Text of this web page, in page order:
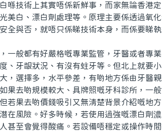
技術上其實唔係新鮮事，而家無論香港定
美白、漂白劑處理等。原理主要係透過氧
全與否，就唔只係睇技術本身，而係要睇
般都有好嚴格嘅專業監管，牙醫或者專業
、牙龈狀況、有沒有蛀牙等。但北上就要
，選擇多，水平參差，有啲地方係由牙醫
果去啲規模較大、具牌照嘅牙科診所，一
若果去啲價錢吸引又無清楚背景介紹嘅地
風險。好多時候，若使用過強嘅漂白劑濃
甚至會覺得酸痛。若設備唔穩定或操作時